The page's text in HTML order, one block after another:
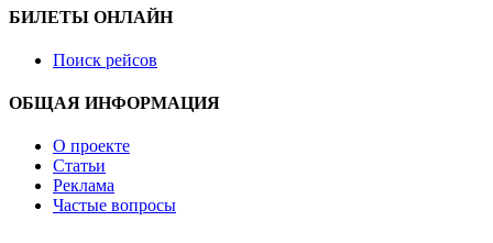
БИЛЕТЫ ОНЛАЙН
Поиск рейсов
ОБЩАЯ ИНФОРМАЦИЯ
О проекте
Статьи
Реклама
Частые вопросы